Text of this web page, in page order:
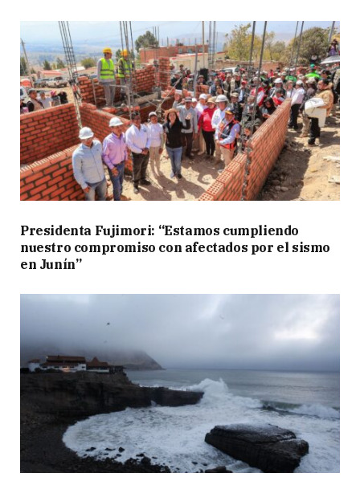
Presidenta Fujimori: “Estamos cumpliendo
nuestro compromiso con afectados por el sismo
en Junín”